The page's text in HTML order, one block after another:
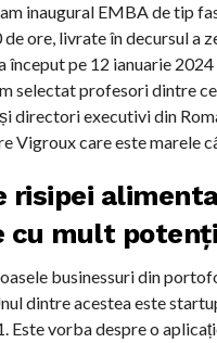
inaugural EMBA de tip
ore, livrate în decursul a
început pe 12 ianuarie 2024
selectat profesori dintre
directori executivi din
Vigroux care este marele
risipei
cu mult
businessuri din
dintre acestea este
Este vorba despre o